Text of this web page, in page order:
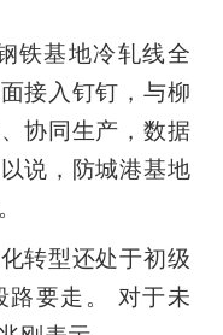
铁基地冷轧线全
接入钉钉，与柳
协同生产，数据
说，防城港基地
转型还处于初级
要走。 对于未